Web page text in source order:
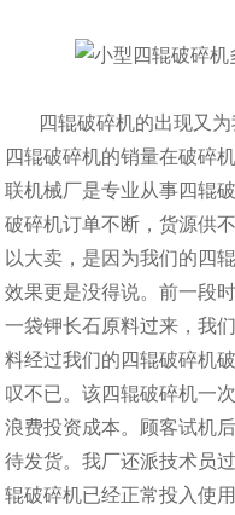
四辊破碎机的出现又为
四辊破碎机的销量在破碎
联机械厂是专业从事四辊
破碎机订单不断，货源供
以大卖，是因为我们的四
效果更是没得说。前一段
一袋钾长石原料过来，我
料经过我们的四辊破碎机
叹不已。该四辊破碎机一
浪费投资成本。顾客试机
待发货。我厂还派技术员
辊破碎机已经正常投入使